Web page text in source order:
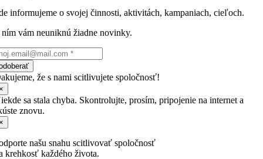
informujeme o svojej činnosti, aktivitách, kampaniach, cieľoch.
ním vám neuniknú žiadne novinky.
že s nami scitlivujete spoločnosť!
sa stala chyba. Skontrolujte, prosím, pripojenie na internet a
znovu.
našu snahu scitlivovať spoločnosť
krehkosť každého života.